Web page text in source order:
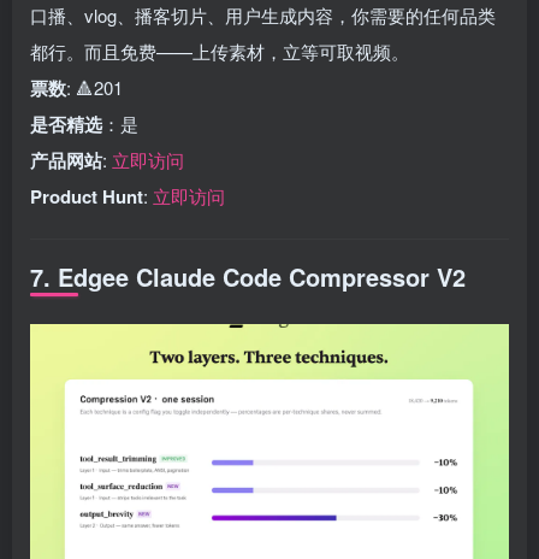
口播、vlog、播客切片、用户生成内容，你需要的任何品类
都行。而且免费——上传素材，立等可取视频。
票数: 🔺201
是否精选 ：是
产品网站: 立即访问
Product Hunt: 立即访问
7. Edgee Claude Code Compressor V2